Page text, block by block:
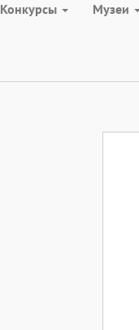
Конкурсы Музеи